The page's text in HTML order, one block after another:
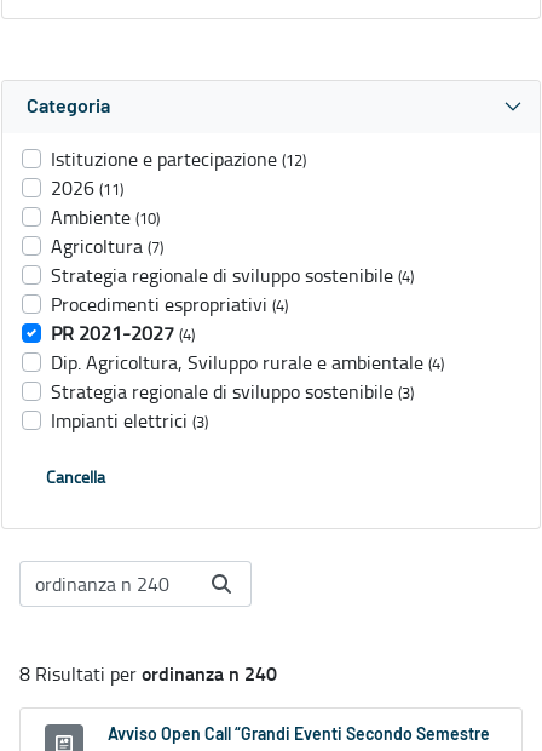
Categoria
Istituzione e partecipazione (12)
2026 (11)
Ambiente (10)
Agricoltura (7)
Strategia regionale di sviluppo sostenibile (4)
Procedimenti espropriativi (4)
PR 2021-2027 (4)
Dip. Agricoltura, Sviluppo rurale e ambientale (4)
Strategia regionale di sviluppo sostenibile (3)
Impianti elettrici (3)
Cancella
8 Risultati perordinanza n 240
Avviso Open Call “Grandi Eventi Secondo Semestre